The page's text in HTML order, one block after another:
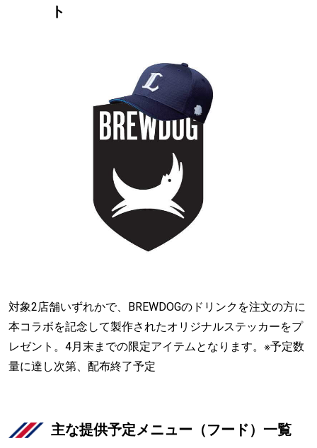
ト
対象2店舗いずれかで、BREWDOGのドリンクを注文の方に
本コラボを記念して製作されたオリジナルステッカーをプ
レゼント。4月末までの限定アイテムとなります。※予定数
量に達し次第、配布終了予定
主な提供予定メニュー（フード）一覧